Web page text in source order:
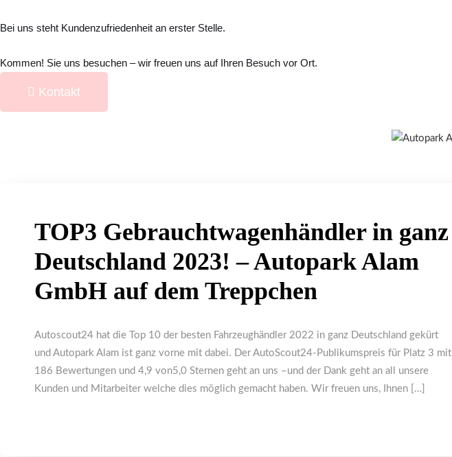
Bei uns steht Kundenzufriedenheit an erster Stelle.
Kommen! Sie uns besuchen – wir freuen uns auf Ihren Besuch vor Ort.
Kontakt
TOP3 Gebrauchtwagenhändler in ganz
Deutschland 2023! – Autopark Alam
GmbH auf dem Treppchen
Autoscout24 hat die Top 10 der besten Fahrzeughändler 2022 in ganz Deutschland gekürt
und Autopark Alam ist ganz vorne mit dabei. Der AutoScout24-Publikumspreis für Platz 3 mit
186 Bewertungen und 4,9 von5,0 Sternen geht an uns –und der Dank geht an all unsere
Kunden und Mitarbeiter welche dies möglich gemacht haben. Wir freuen uns, Ihnen […]